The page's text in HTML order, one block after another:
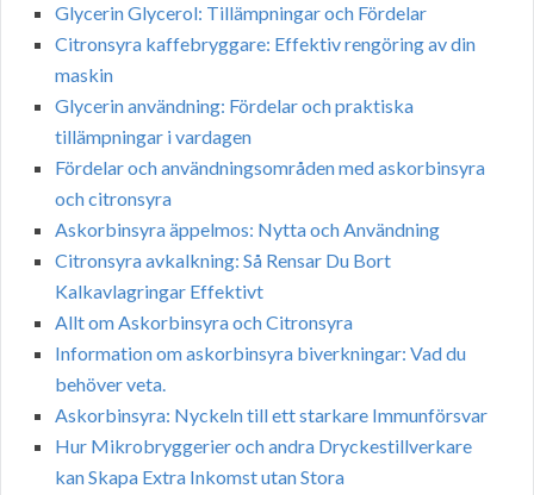
Glycerin Glycerol: Tillämpningar och Fördelar
Citronsyra kaffebryggare: Effektiv rengöring av din
maskin
Glycerin användning: Fördelar och praktiska
tillämpningar i vardagen
Fördelar och användningsområden med askorbinsyra
och citronsyra
Askorbinsyra äppelmos: Nytta och Användning
Citronsyra avkalkning: Så Rensar Du Bort
Kalkavlagringar Effektivt
Allt om Askorbinsyra och Citronsyra
Information om askorbinsyra biverkningar: Vad du
behöver veta.
Askorbinsyra: Nyckeln till ett starkare Immunförsvar
Hur Mikrobryggerier och andra Dryckestillverkare
kan Skapa Extra Inkomst utan Stora